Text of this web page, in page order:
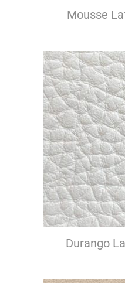
Mousse
Durango